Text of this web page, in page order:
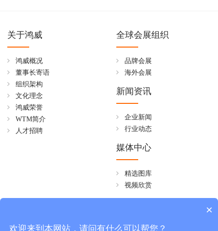
关于鸿威
鸿威概况
董事长寄语
组织架构
文化理念
鸿威荣誉
WTM简介
人才招聘
全球会展组织
品牌会展
海外会展
新闻资讯
企业新闻
行业动态
媒体中心
精选图库
视频欣赏
×
欢迎来到本网站，请问有什么可以帮您？